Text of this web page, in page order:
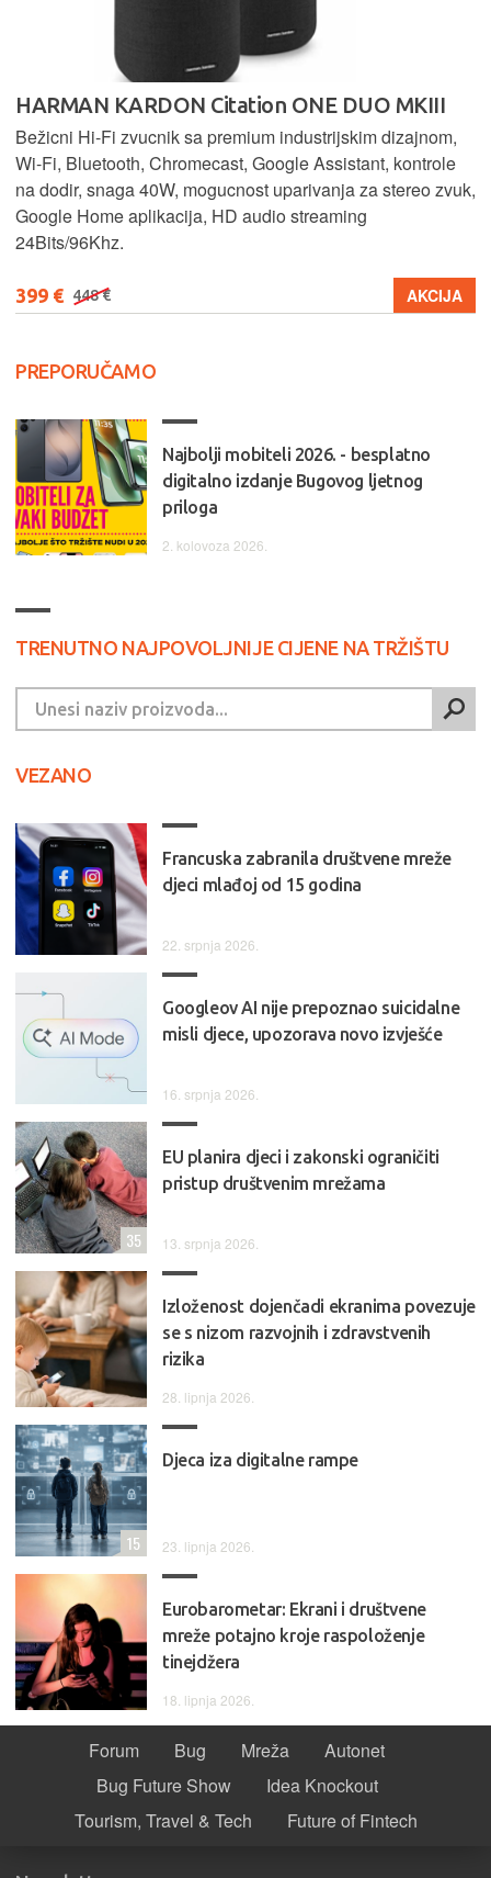
HARMAN KARDON Citation ONE DUO MKIII
Bežicni Hi-Fi zvucnik sa premium industrijskim dizajnom,
Wi-Fi, Bluetooth, Chromecast, Google Assistant, kontrole
na dodir, snaga 40W, mogucnost uparivanja za stereo zvuk,
Google Home aplikacija, HD audio streaming
24Bits/96Khz.
399 € 448 € AKCIJA
PREPORUČAMO
Najbolji mobiteli 2026. - besplatno
digitalno izdanje Bugovog ljetnog
priloga
2. kolovoza 2026.
TRENUTNO NAJPOVOLJNIJE CIJENE NA TRŽIŠTU
VEZANO
Francuska zabranila društvene mreže
djeci mlađoj od 15 godina
22. srpnja 2026.
Googleov AI nije prepoznao suicidalne
misli djece, upozorava novo izvješće
16. srpnja 2026.
EU planira djeci i zakonski ograničiti
pristup društvenim mrežama
13. srpnja 2026.
35
Izloženost dojenčadi ekranima povezuje
se s nizom razvojnih i zdravstvenih
rizika
28. lipnja 2026.
Djeca iza digitalne rampe
23. lipnja 2026.
15
Eurobarometar: Ekrani i društvene
mreže potajno kroje raspoloženje
tinejdžera
18. lipnja 2026.
Forum Bug Mreža
Autonet
Bug Future Show
Idea Knockout
Tourism, Travel & Tech
Future of Fintech